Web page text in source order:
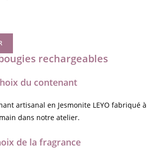
rechargeables
du contenant
artisanal en Jesmonite LEYO fabriqué à
dans notre atelier.
de la fragrance